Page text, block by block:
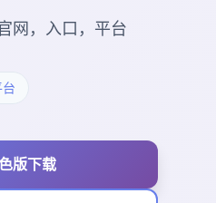
网，入口，平台
版下载